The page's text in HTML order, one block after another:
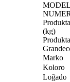
(kg)
Produkta
Marko
Koloro
Loĝado